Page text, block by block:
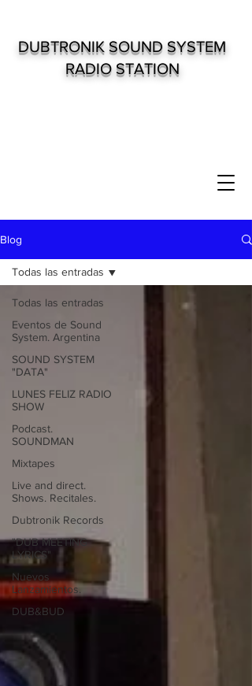
DUBTRONIK SOUND SYSTEM
RADIO STATION
Blog
Todas las entradas
Eventos de Sound
System. Argentina
SOUND SYSTEM
"DATA"
LUNES FELIZ RADIO
SHOW
Podcast.
SOUNDMAN
Mixtapes
Live and direct.
Shows. Recitales.
Dubtronik Records
"DUB MEETING
LYRICS"
Nuevos
Lanzamientos.
DUB&BUD
Todas las entradas